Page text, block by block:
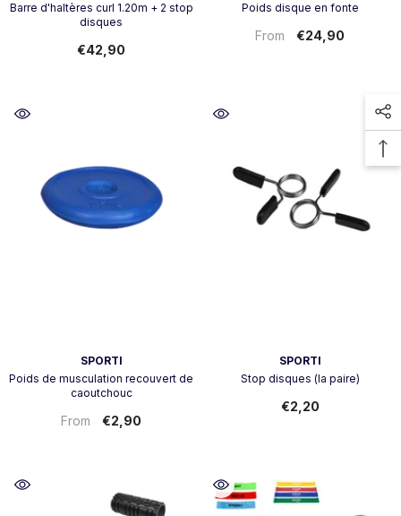
Barre d'haltères curl 1.20m + 2 stop
disques
€42,90
Poids disque en fonte
From €24,90
SPORTI
Poids de musculation recouvert de
caoutchouc
From €2,90
SPORTI
Stop disques (la paire)
€2,20